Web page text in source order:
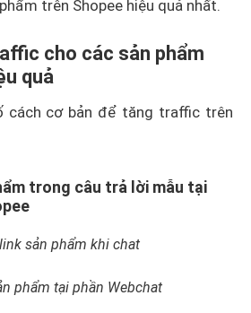
trên Shopee hiệu quả nhất.
cho các sản phẩm
quả
cách cơ bản để tăng traffic trên
trong câu trả lời mẫu tại
phẩm tại phần Webchat